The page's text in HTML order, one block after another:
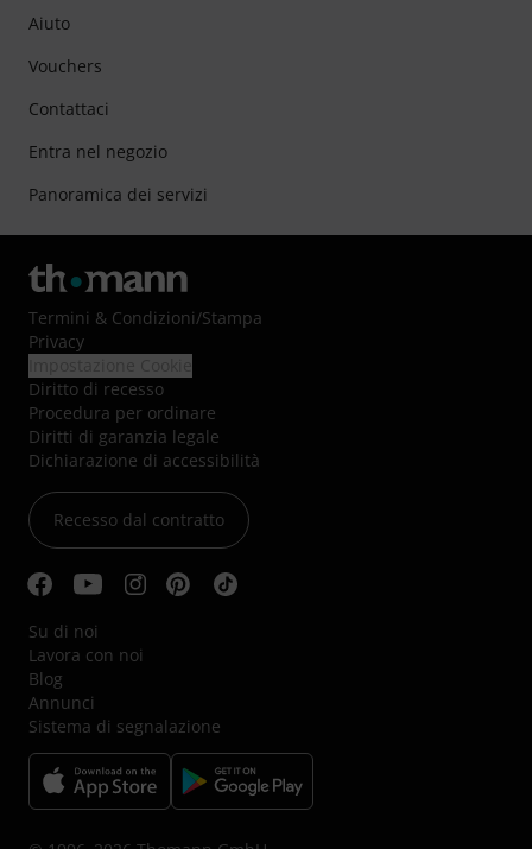
Aiuto
Vouchers
Contattaci
Entra nel negozio
Panoramica dei servizi
Termini & Condizioni/Stampa
Privacy
Diritto di recesso
Procedura per ordinare
Diritti di garanzia legale
Dichiarazione di accessibilità
Recesso dal contratto
Su di noi
Lavora con noi
Blog
Annunci
Sistema di segnalazione